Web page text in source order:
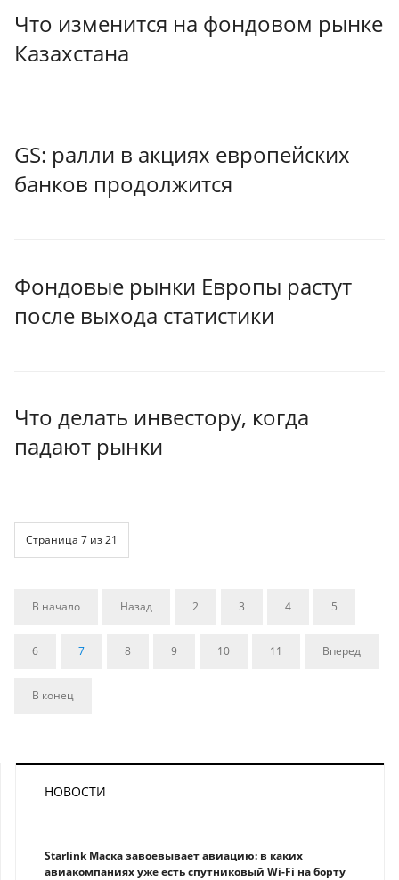
Что изменится на фондовом рынке
Казахстана
GS: ралли в акциях европейских
банков продолжится
Фондовые рынки Европы растут
после выхода статистики
Что делать инвестору, когда
падают рынки
Страница 7 из 21
В начало Назад 2 3 4 5
6 7 8 9 10 11 Вперед
В конец
НОВОСТИ
Starlink Маска завоевывает авиацию: в каких
авиакомпаниях уже есть спутниковый Wi-Fi на борту